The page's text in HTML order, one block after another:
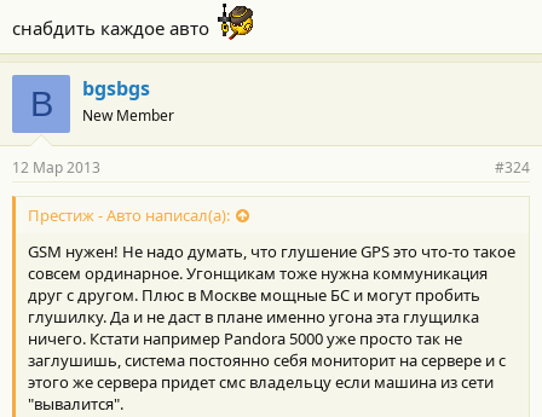
снабдить каждое авто
B bgsbgs
New Member
12 Мар 2013 #324
Престиж - Авто написал(а):
GSM нужен! Не надо думать, что глушение GPS это что-то такое
совсем ординарное. Угонщикам тоже нужна коммуникация
друг с другом. Плюс в Москве мощные БС и могут пробить
глушилку. Да и не даст в плане именно угона эта глущилка
ничего. Кстати например Pandora 5000 уже просто так не
заглушишь, система постоянно себя мониторит на сервере и с
этого же сервера придет смс владельцу если машина из сети
"вывалится".